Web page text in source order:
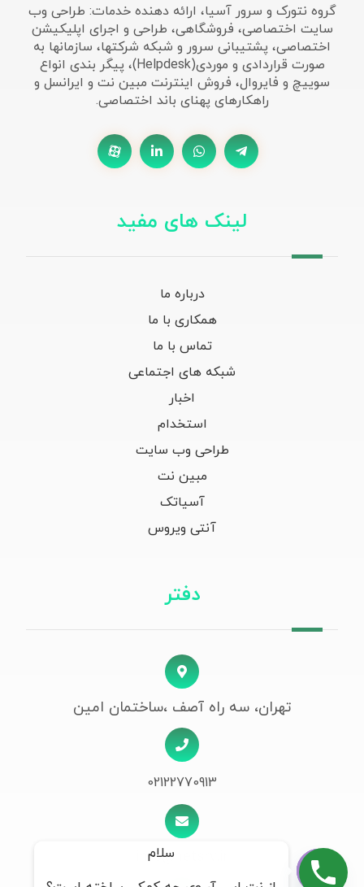
گروه نتورک و سرور آسیا، ارائه دهنده خدمات: طراحی وب
سایت اختصاصی، فروشگاهی، طراحی و اجرای اپلیکیشن
اختصاصی، پشتیبانی سرور و شبکه شرکتها، سازمانها به
صورت قراردادی و موردی(Helpdesk)، پیگر بندی انواع
سوییچ و فایروال، فروش اینترنت مبین نت و ایرانسل و
راهکارهای پهنای باند اختصاصی.
لینک های مفید
درباره ما
همکاری با ما
تماس با ما
شبکه های اجتماعی
اخبار
استخدام
طراحی وب سایت
مبین نت
آسیاتک
آنتی ویروس
دفتر
تهران، سه راه آصف ،ساختمان امین
02122770913
info@netsrv.ir
سلام